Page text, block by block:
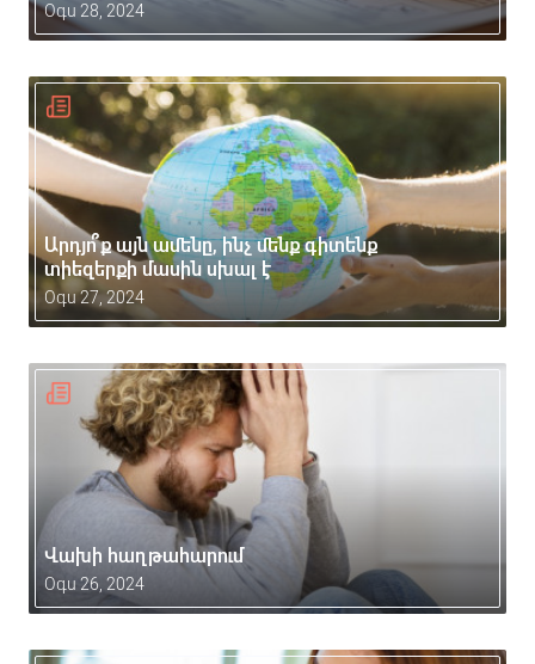
Օգս 28, 2024
Արդյո՞ք այն ամենը, ինչ մենք գիտենք
տիեզերքի մասին սխալ է
Օգս 27, 2024
Վախի հաղթահարում
Օգս 26, 2024